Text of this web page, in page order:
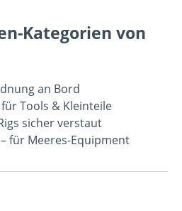
Kategorien von
an Bord
für Tools & Kleinteile
sicher verstaut
– für Meeres-Equipment